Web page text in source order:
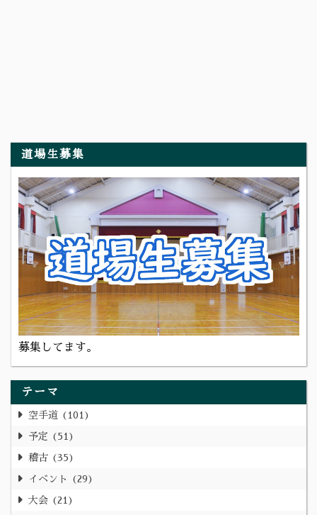
道場生募集
募集してます。
テーマ
空手道 101
予定 51
稽古 35
イベント 29
大会 21